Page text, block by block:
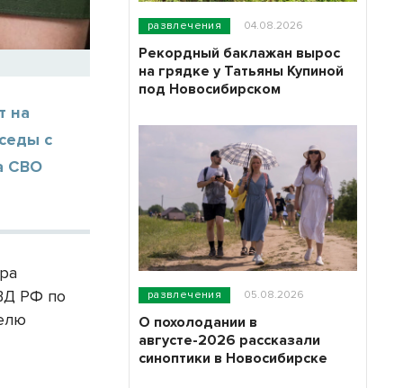
на
с
СВО
РФ по
развлечения 04.08.2026
Рекордный баклажан вырос
на грядке у Татьяны Купиной
под Новосибирском
развлечения 05.08.2026
О похолодании в
августе-2026 рассказали
синоптики в Новосибирске